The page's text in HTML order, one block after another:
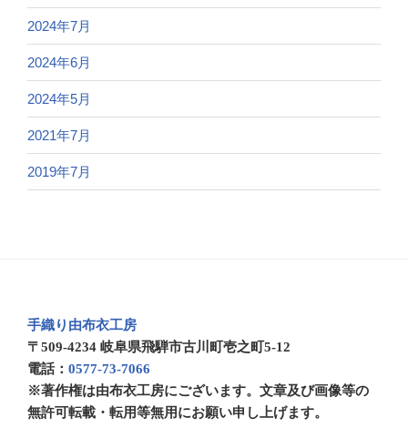
2024年7月
2024年6月
2024年5月
2021年7月
2019年7月
手織り由布衣工房
〒509-4234 岐阜県飛騨市古川町壱之町5-12
電話： 0577-73-7066
※著作権は由布衣工房にございます。文章及び画像等の
無許可転載・転用等無用にお願い申し上げます。